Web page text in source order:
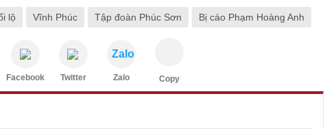
lộ Vĩnh Phúc Tập đoàn Phúc Sơn Bị cáo Phạm Hoàng Anh
Facebook Twitter
Zalo
Zalo Copy